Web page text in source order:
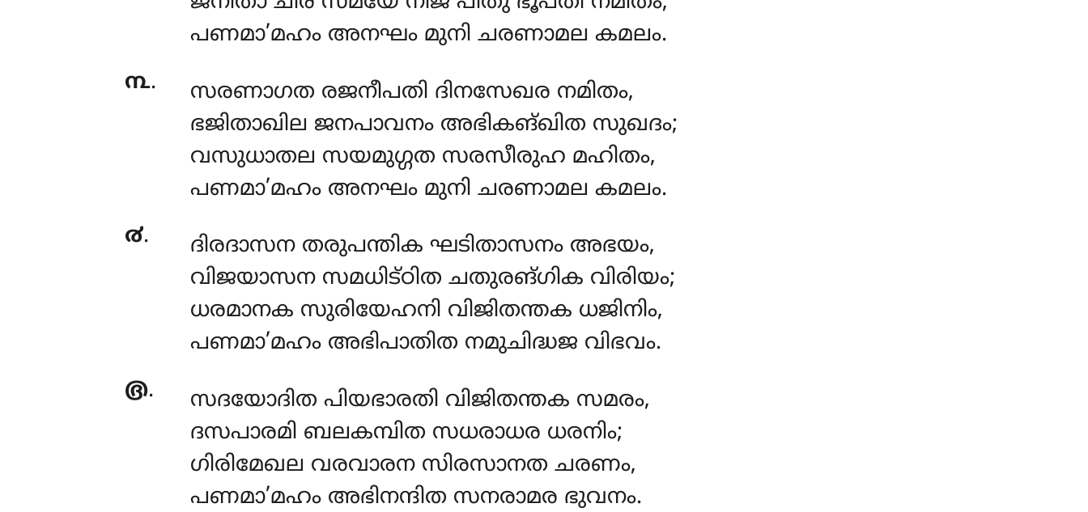
പണമാ’മഹം അനഘം മുനി ചരണാമല കമലം.
൩.
സരണാഗത രജനീപതി ദിനസേഖര നമിതം,
ഭജിതാഖില ജനപാവനം അഭികങ്ഖിത സുഖദം;
വസുധാതല സയമുഗ്ഗത സരസീരുഹ മഹിതം,
പണമാ’മഹം അനഘം മുനി ചരണാമല കമലം.
൪.
ദിരദാസന തരുപന്തിക ഘടിതാസനം അഭയം,
വിജയാസന സമധിട്ഠിത ചതുരങ്ഗിക വിരിയം;
ധരമാനക സുരിയേഹനി വിജിതന്തക ധജിനിം,
പണമാ’മഹം അഭിപാതിത നമുചിദ്ധജ വിഭവം.
൫.
സദയോദിത പിയഭാരതി വിജിതന്തക സമരം,
ദസപാരമി ബലകമ്പിത സധരാധര ധരനിം;
ഗിരിമേഖല വരവാരന സിരസാനത ചരണം,
പണമാ’മഹം അഭിനന്ദിത സനരാമര ഭുവനം.